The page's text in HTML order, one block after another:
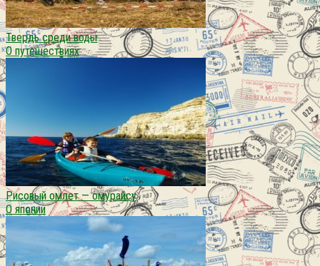
Твердь среди воды
О путешествиях
Рисовый омлет — омурайсу
О японии